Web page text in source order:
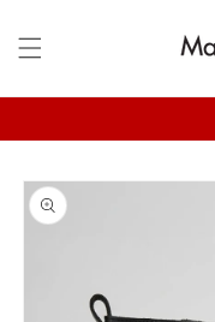
al contenido
directamente
a la
información